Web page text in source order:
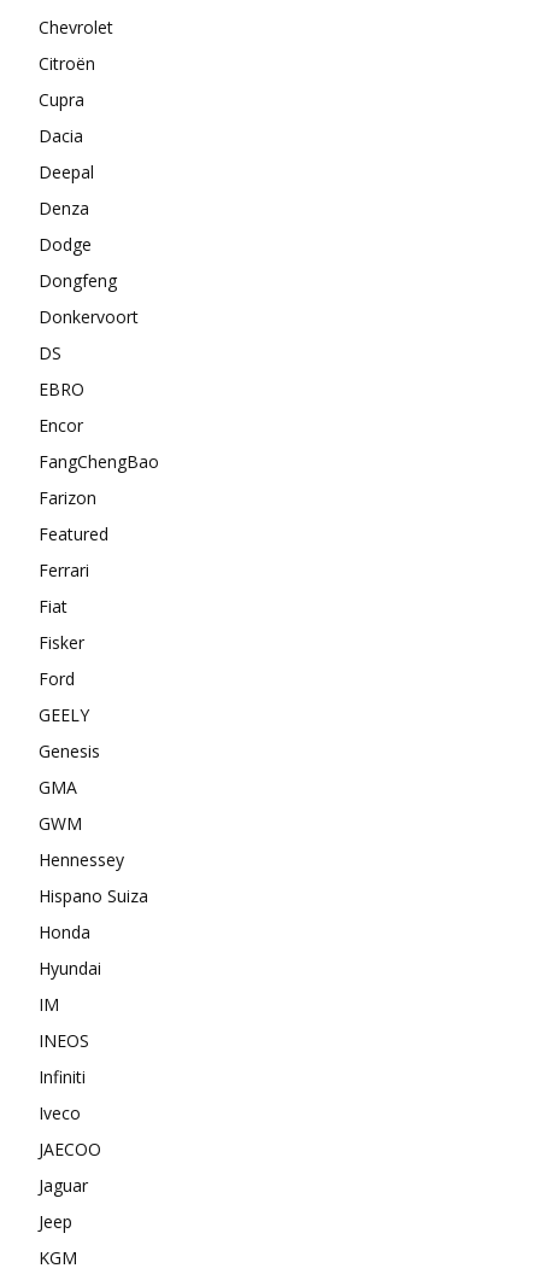
Chevrolet
Citroën
Cupra
Dacia
Deepal
Denza
Dodge
Dongfeng
Donkervoort
DS
EBRO
Encor
FangChengBao
Farizon
Featured
Ferrari
Fiat
Fisker
Ford
GEELY
Genesis
GMA
GWM
Hennessey
Hispano Suiza
Honda
Hyundai
IM
INEOS
Infiniti
Iveco
JAECOO
Jaguar
Jeep
KGM